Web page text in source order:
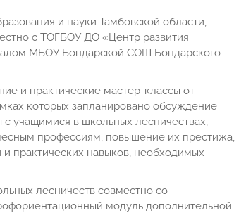
и науки Тамбовской области,
с ТОГБОУ ДО «Центр развития
МБОУ Бондарской СОШ Бондарского
и практические мастер-классы от
которых запланировано обсуждение
учащимися в школьных лесничествах,
профессиям, повышение их престижа,
практических навыков, необходимых
лесничеств совместно со
модуль дополнительной